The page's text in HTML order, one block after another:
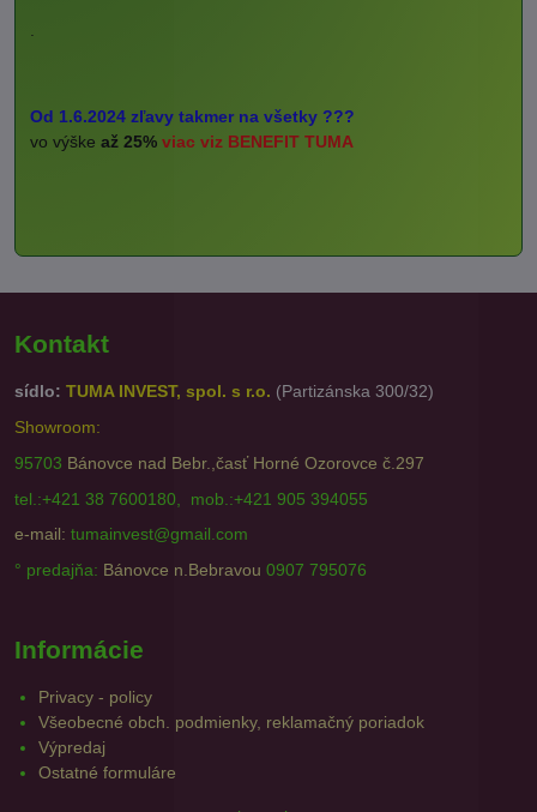
.
Od 1.6.2024 zľavy takmer na všetky ???
vo výške až 25% viac viz BENEFIT TUMA
Kontakt
sídlo: TUMA INVEST, spol. s r.o. (Partizánska 300/32)
Showroom:
95703 Bánovce nad Bebr.,časť Horné Ozorovce č.297
tel.:+421 38 7600180, mob.:+421 905 394055
e-mail: tumainvest@gmail.com
° predajňa: Bánovce n.Bebravou 0907 795076
Informácie
Privacy - policy
Všeobecné obch. podmienky, reklamačný poriadok
Výpredaj
Ostatné formuláre